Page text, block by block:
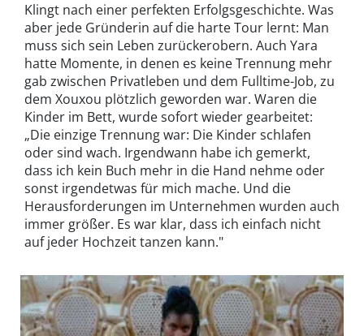
Klingt nach einer perfekten Erfolgsgeschichte. Was
aber jede Gründerin auf die harte Tour lernt: Man
muss sich sein Leben zurückerobern. Auch Yara
hatte Momente, in denen es keine Trennung mehr
gab zwischen Privatleben und dem Fulltime-Job, zu
dem Xouxou plötzlich geworden war. Waren die
Kinder im Bett, wurde sofort wieder gearbeitet:
„Die einzige Trennung war: Die Kinder schlafen
oder sind wach. Irgendwann habe ich gemerkt,
dass ich kein Buch mehr in die Hand nehme oder
sonst irgendetwas für mich mache. Und die
Herausforderungen im Unternehmen wurden auch
immer größer. Es war klar, dass ich einfach nicht
auf jeder Hochzeit tanzen kann."